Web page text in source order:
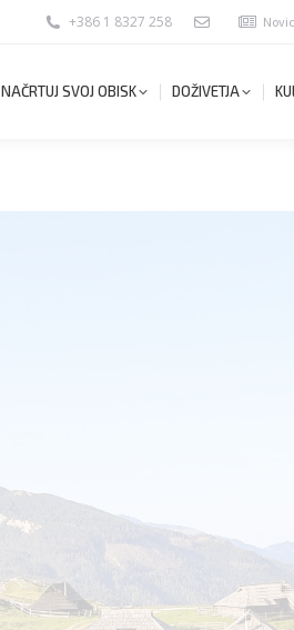
+386 1 8327 258
NAČRTUJ SVOJ OBISK DOŽIVETJA
NAČRTUJ SVOJ OBISK DOŽIVETJA